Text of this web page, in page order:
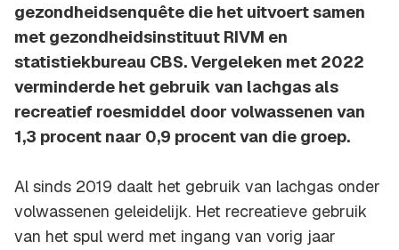
gezondheidsenquête die het uitvoert samen
met gezondheidsinstituut RIVM en
statistiekbureau CBS. Vergeleken met 2022
verminderde het gebruik van lachgas als
recreatief roesmiddel door volwassenen van
1,3 procent naar 0,9 procent van die groep.
Al sinds 2019 daalt het gebruik van lachgas onder
volwassenen geleidelijk. Het recreatieve gebruik
van het spul werd met ingang van vorig jaar